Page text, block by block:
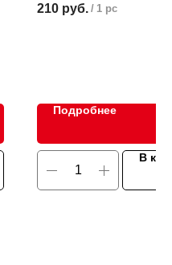
лакомством получается
210 руб. / 1 pc
Подробнее
В